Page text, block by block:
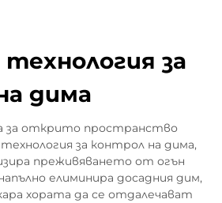
за
дима
за открито пространство
за контрол на дима,
преживяването от огън
елиминира досадния дим,
хората да се отдалечават